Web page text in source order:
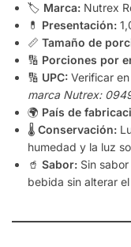
🏷️ Marca: Nutrex
💊 Presentación:
📏 Tamaño de
🔢 Porciones por
🔢 UPC: Verificar
marca Nutrex:
🌍 País de
🌡️ Conservación:
humedad y la luz
🥤 Sabor: Sin
bebida sin alterar